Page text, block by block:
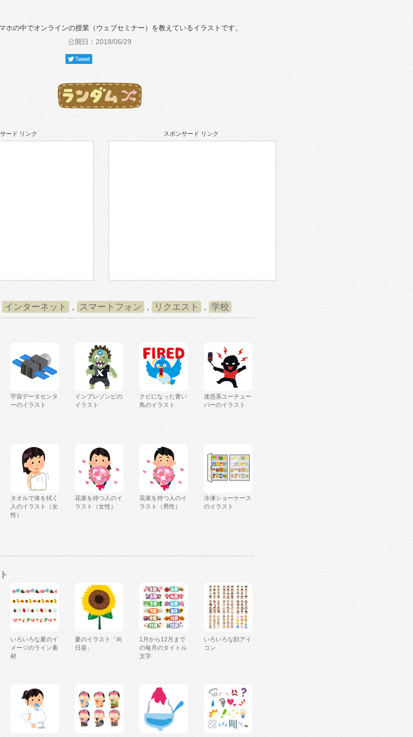
ホの中でオンラインの授業（ウェブセミナー）を教えているイラストです。
公開日：2018/06/29
ード リンク スポンサード リンク
インターネット , スマートフォン , リクエスト , 学校
宇宙データセンタ
ーのイラスト
インプレゾンビの
イラスト
クビになった青い
鳥のイラスト
迷惑系ユーチュー
バーのイラスト
タオルで体を拭く
人のイラスト（女
性）
花束を持つ人のイ
ラスト（女性）
花束を持つ人のイ
ラスト（男性）
冷凍ショーケース
のイラスト
いろいろな夏のイ
メージのライン素
材
夏のイラスト「向
日葵」
1月から12月まで
の毎月のタイトル
文字
いろいろな顔アイ
コン